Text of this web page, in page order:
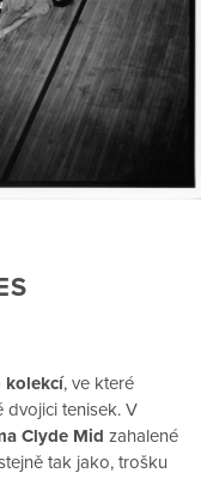
kolekcí, ve které
dvojici tenisek. V
Clyde Mid zahalené
tak jako, trošku